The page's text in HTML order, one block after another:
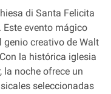
di Santa Felicita
evento mágico
genio creativo de Walt
la histórica iglesia
la noche ofrece un
seleccionadas